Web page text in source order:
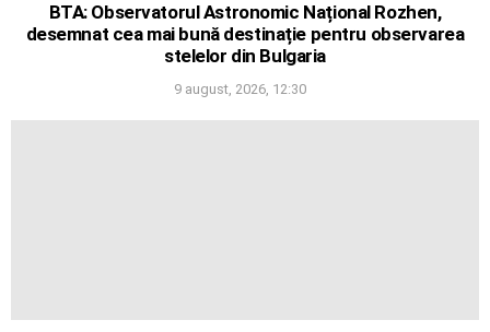
BTA: Observatorul Astronomic Național Rozhen,
desemnat cea mai bună destinație pentru observarea
stelelor din Bulgaria
9 august, 2026, 12:30